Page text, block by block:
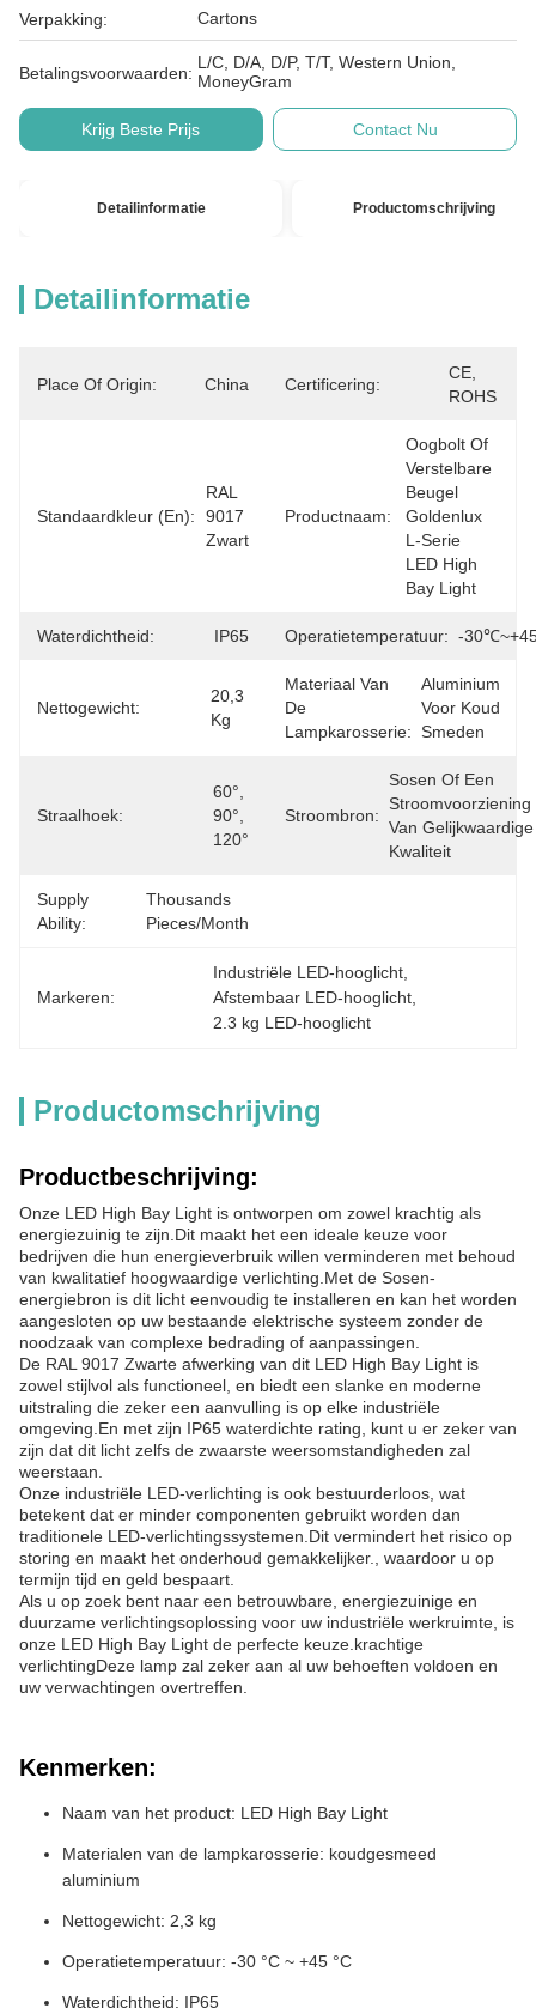
Verpakking: Cartons
Betalingsvoorwaarden:
L/C, D/A, D/P, T/T, Western Union,
MoneyGram
Krijg Beste Prijs Contact Nu
Detailinformatie Productomschrijving
Detailinformatie
Place Of Origin: China Certificering:
CE,
ROHS
Standaardkleur (en):
RAL
9017
Zwart
Productnaam:
Oogbolt Of
Verstelbare
Beugel
Goldenlux
L-Serie
LED High
Bay Light
Waterdichtheid: IP65 Operatietemperatuur: -
Nettogewicht:
20,3
Kg
Materiaal Van
De
Lampkarosserie:
Aluminium
Voor Koud
Smeden
Straalhoek:
60°,
90°,
120°
Stroombron:
Sosen Of Een
Stroomvoorziening
Van Gelijkwaardige
Kwaliteit
Supply
Ability:
Thousands
Pieces/Month
Markeren:
Industriële LED-hooglicht
Afstembaar LED-hooglicht
2.3 kg LED-hooglicht
Productomschrijving
Productbeschrijving:
Onze LED High Bay Light is ontworpen om zowel krachtig als
energiezuinig te zijn.Dit maakt het een ideale keuze voor
bedrijven die hun energieverbruik willen verminderen met behoud
van kwalitatief hoogwaardige verlichting.Met de Sosen-
energiebron is dit licht eenvoudig te installeren en kan het worden
aangesloten op uw bestaande elektrische systeem zonder de
noodzaak van complexe bedrading of aanpassingen.
De RAL 9017 Zwarte afwerking van dit LED High Bay Light is
zowel stijlvol als functioneel, en biedt een slanke en moderne
uitstraling die zeker een aanvulling is op elke industriële
omgeving.En met zijn IP65 waterdichte rating, kunt u er zeker van
zijn dat dit licht zelfs de zwaarste weersomstandigheden zal
weerstaan.
Onze industriële LED-verlichting is ook bestuurderloos, wat
betekent dat er minder componenten gebruikt worden dan
traditionele LED-verlichtingssystemen.Dit vermindert het risico op
storing en maakt het onderhoud gemakkelijker., waardoor u op
termijn tijd en geld bespaart.
Als u op zoek bent naar een betrouwbare, energiezuinige en
duurzame verlichtingsoplossing voor uw industriële werkruimte, is
onze LED High Bay Light de perfecte keuze.krachtige
verlichtingDeze lamp zal zeker aan al uw behoeften voldoen en
uw verwachtingen overtreffen.
Kenmerken:
Naam van het product: LED High Bay Light
Materialen van de lampkarosserie: koudgesmeed
aluminium
Nettogewicht: 2,3 kg
Operatietemperatuur: -30 °C ~ +45 °C
Waterdichtheid: IP65